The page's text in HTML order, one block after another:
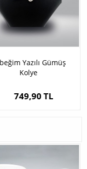
Yazılı Gümüş
Kolye
749,90 TL